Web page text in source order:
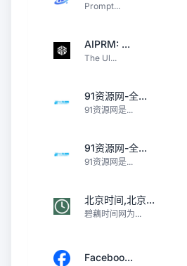
Prompt...
AIPRM: ...
The Ul...
91资源网-全...
91资源网是...
91资源网-全...
91资源网是...
北京时间,北京...
碧藕时间网为...
Faceboo...